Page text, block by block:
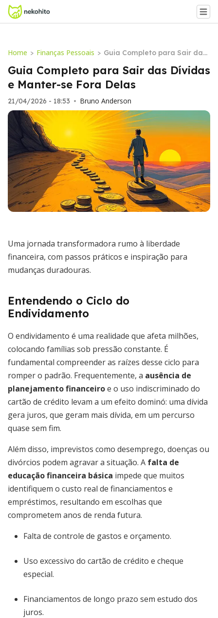
Home > Finanças Pessoais > Guia Completo para Sair das
Dívidas e Manter-se Fora Dela
s
Guia Completo para Sair das Dívidas
e Manter-se Fora Delas
21/04/2026 - 18:53 • Bruno Anderson
Uma jornada transformadora rumo à liberdade
financeira, com passos práticos e inspiração para
mudanças duradouras.
Entendendo o Ciclo do
Endividamento
O endividamento é uma realidade que afeta milhões,
colocando famílias sob pressão constante. É
fundamental compreender as raízes desse ciclo para
romper o padrão. Frequentemente, a ausência de
planejamento financeiroe o uso indiscriminado do
cartão de crédito levam a um efeito dominó: uma dívida
gera juros, que geram mais dívida, em um percurso
quase sem fim.
Além disso, imprevistos como desemprego, doenças ou
divórcios podem agravar a situação. A falta de
educação financeira básica impede que muitos
identifiquem o custo real de financiamentos e
empréstimos, resultando em escolhas que
comprometem anos de renda futura.
Falta de controle de gastos e orçamento.
Uso excessivo do cartão de crédito e cheque
especial.
Financiamentos de longo prazo sem estudo dos
juros.